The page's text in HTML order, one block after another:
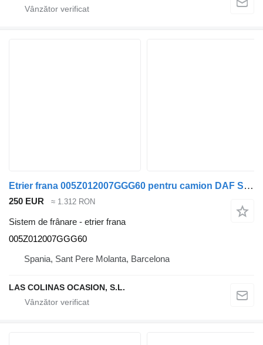
Etrier frana 005Z012007GGG60 pentru camion DAF Serie XF105.XXX
250 EUR ≈ 1.312 RON
Sistem de frânare - etrier frana
005Z012007GGG60
Spania, Sant Pere Molanta, Barcelona
LAS COLINAS OCASION, S.L.